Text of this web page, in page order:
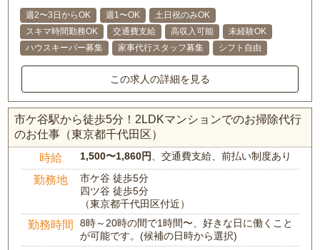
週2〜3日からOK 週1〜OK
土日祝のみOK
スキマ時間勤務OK
交通費支給 高収入可能
未経験OK
ハウスキーパー募集
家事代行スタッフ募集 シフト自由
この求人の詳細を見る
市ケ谷駅から徒歩5分！2LDKマンションでのお掃除代行
のお仕事（東京都千代田区）
時給 1,500〜1,860円、交通費支給、前払い制度あり
勤務地
市ケ谷 徒歩5分
四ツ谷 徒歩5分
（東京都千代田区付近）
勤務時間
8時～20時の間で1時間〜、好きな日に働くこと
が可能です。(候補の日時から選択)